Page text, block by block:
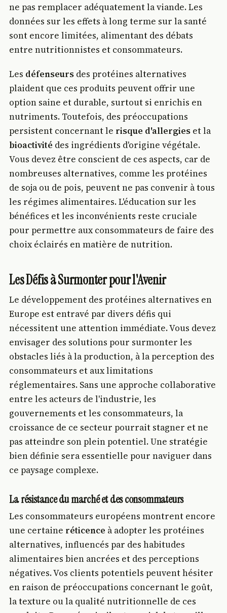
ne pas remplacer adéquatement la viande. Les
données sur les effets à long terme sur la santé
sont encore limitées, alimentant des débats
entre nutritionnistes et consommateurs.
Les défenseurs des protéines alternatives
plaident que ces produits peuvent offrir une
option saine et durable, surtout si enrichis en
nutriments. Toutefois, des préoccupations
persistent concernant le risque d'allergies et la
bioactivité des ingrédients d'origine végétale.
Vous devez être conscient de ces aspects, car de
nombreuses alternatives, comme les protéines
de soja ou de pois, peuvent ne pas convenir à tous
les régimes alimentaires. L'éducation sur les
bénéfices et les inconvénients reste cruciale
pour permettre aux consommateurs de faire des
choix éclairés en matière de nutrition.
Les Défis à Surmonter pour l'Avenir
Le développement des protéines alternatives en
Europe est entravé par divers défis qui
nécessitent une attention immédiate. Vous devez
envisager des solutions pour surmonter les
obstacles liés à la production, à la perception des
consommateurs et aux limitations
réglementaires. Sans une approche collaborative
entre les acteurs de l'industrie, les
gouvernements et les consommateurs, la
croissance de ce secteur pourrait stagner et ne
pas atteindre son plein potentiel. Une stratégie
bien définie sera essentielle pour naviguer dans
ce paysage complexe.
La résistance du marché et des consommateurs
Les consommateurs européens montrent encore
une certaine réticence à adopter les protéines
alternatives, influencés par des habitudes
alimentaires bien ancrées et des perceptions
négatives. Vos clients potentiels peuvent hésiter
en raison de préoccupations concernant le goût,
la texture ou la qualité nutritionnelle de ces